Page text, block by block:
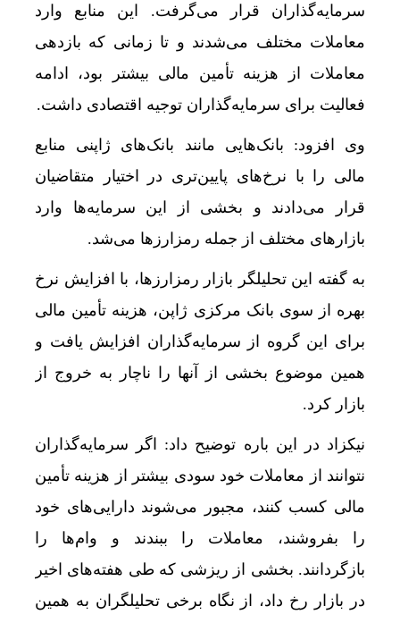
سرمایه‌گذاران قرار می‌گرفت. این منابع وارد
معاملات مختلف می‌شدند و تا زمانی که بازدهی
معاملات از هزینه تأمین مالی بیشتر بود، ادامه
فعالیت برای سرمایه‌گذاران توجیه اقتصادی داشت.
وی افزود: بانک‌هایی مانند بانک‌های ژاپنی منابع
مالی را با نرخ‌های پایین‌تری در اختیار متقاضیان
قرار می‌دادند و بخشی از این سرمایه‌ها وارد
بازارهای مختلف از جمله رمزارزها می‌شد.
به گفته این تحلیلگر بازار رمزارزها، با افزایش نرخ
بهره از سوی بانک مرکزی ژاپن، هزینه تأمین مالی
برای این گروه از سرمایه‌گذاران افزایش یافت و
همین موضوع بخشی از آنها را ناچار به خروج از
بازار کرد.
نیکزاد در این باره توضیح داد: اگر سرمایه‌گذاران
نتوانند از معاملات خود سودی بیشتر از هزینه تأمین
مالی کسب کنند، مجبور می‌شوند دارایی‌های خود
را بفروشند، معاملات را ببندند و وام‌ها را
بازگردانند. بخشی از ریزشی که طی هفته‌های اخیر
در بازار رخ داد، از نگاه برخی تحلیلگران به همین